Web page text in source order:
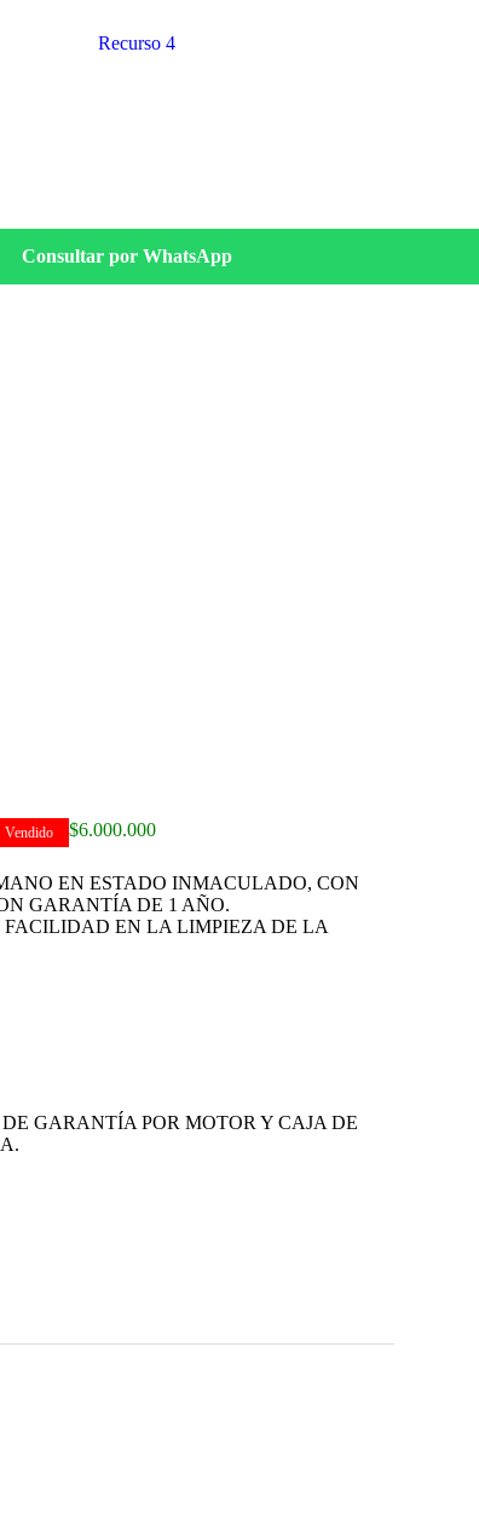
Consultar por WhatsApp
Vendido $6.000.000
EN ESTADO INMACULADO, CON
GARANTÍA DE 1 AÑO.
EN LA LIMPIEZA DE LA
GARANTÍA POR MOTOR Y CAJA DE